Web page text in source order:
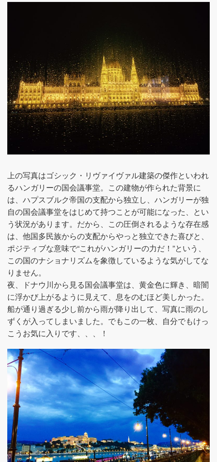
上の写真はゴシック・リヴァイヴァル建築の傑作といわれ
るハンガリーの国会議事堂。この建物が作られた背景に
は、ハプスブルク帝国の支配から独立し、ハンガリーが独
自の国会議事堂をはじめて持つことが可能になった、とい
う状況があります。だから、この圧倒されるような存在感
は、他国多民族からの支配からやっと独立できた喜びと、
ポジティブな意味で“これがハンガリーの力だ！”という、
この国のナショナリズムを象徴しているような気がしてな
りません。
夜、ドナウ川から見る国会議事堂は、黄金色に輝き、暗闇
に浮かび上がるように見えて、息をのむほど美しかった。
船が通り過ぎる少し前から雨が降り出して、写真に雨のし
ずくが入ってしまいました。でもこの一枚、自分でもけっ
こうお気に入りです、、、！